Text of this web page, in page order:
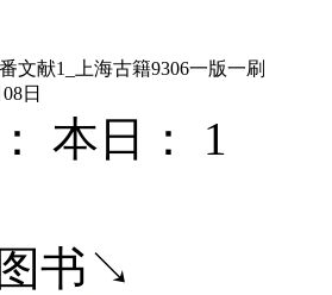
文献1_上海古籍9306一版一刷
日
本日： 1
书↘